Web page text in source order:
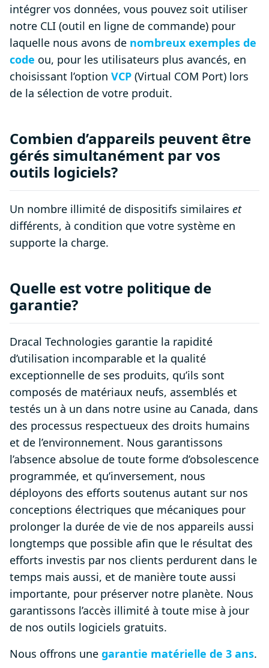
intégrer vos données, vous pouvez soit utiliser
notre CLI (outil en ligne de commande) pour
laquelle nous avons de nombreux exemples de
code ou, pour les utilisateurs plus avancés, en
choisissant l’option VCP (Virtual COM Port) lors
de la sélection de votre produit.
Combien d’appareils peuvent être
gérés simultanément par vos
outils logiciels?
Un nombre illimité de dispositifs similaires et
différents, à condition que votre système en
supporte la charge.
Quelle est votre politique de
garantie?
Dracal Technologies garantie la rapidité
d’utilisation incomparable et la qualité
exceptionnelle de ses produits, qu’ils sont
composés de matériaux neufs, assemblés et
testés un à un dans notre usine au Canada, dans
des processus respectueux des droits humains
et de l’environnement. Nous garantissons
l’absence absolue de toute forme d’obsolescence
programmée, et qu’inversement, nous
déployons des efforts soutenus autant sur nos
conceptions électriques que mécaniques pour
prolonger la durée de vie de nos appareils aussi
longtemps que possible afin que le résultat des
efforts investis par nos clients perdurent dans le
temps mais aussi, et de manière toute aussi
importante, pour préserver notre planète. Nous
garantissons l’accès illimité à toute mise à jour
de nos outils logiciels gratuits.
Nous offrons une garantie matérielle de 3 ans.